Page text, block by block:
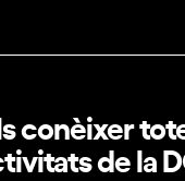
conèixer
de la